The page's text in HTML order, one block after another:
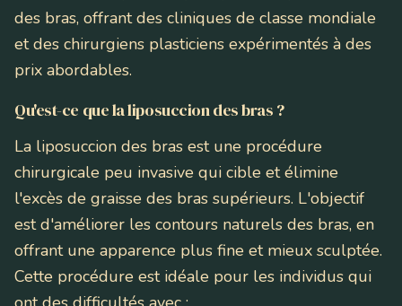
des bras, offrant des cliniques de classe mondiale
et des chirurgiens plasticiens expérimentés à des
prix abordables.
Qu'est-ce que la liposuccion des bras ?
La liposuccion des bras est une procédure
chirurgicale peu invasive qui cible et élimine
l'excès de graisse des bras supérieurs. L'objectif
est d'améliorer les contours naturels des bras, en
offrant une apparence plus fine et mieux sculptée.
Cette procédure est idéale pour les individus qui